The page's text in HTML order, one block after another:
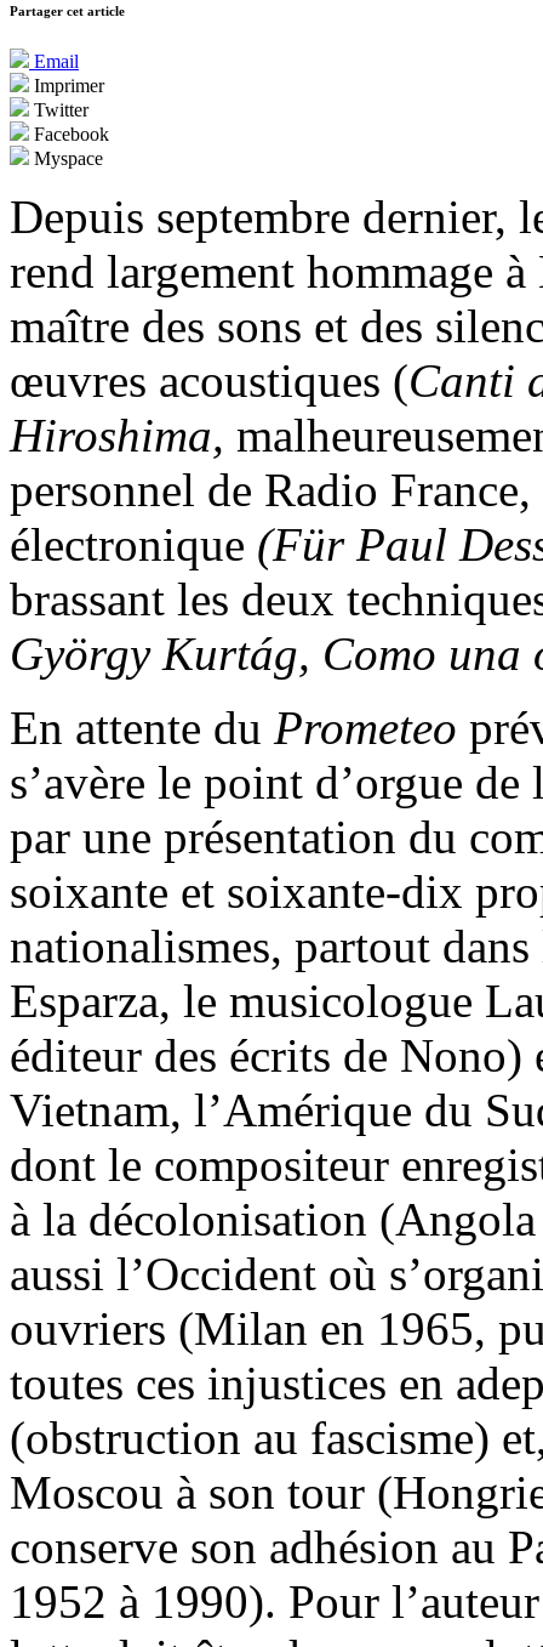
Partager cet article
Email
Imprimer
Twitter
Facebook
Myspace
Depuis septembre dernier,
rend largement hommage
maître des sons et des
œuvres acoustiques (Canti
Hiroshima,
personnel de Radio France,
électronique (Für Paul
brassant les deux
György Kurtág, Como una
En attente du Prometeo
s’avère le point d’orgue
par une présentation du
soixante et soixante-dix
nationalismes, partout
Esparza, le musicologue
éditeur des écrits de Nono)
Vietnam, l’Amérique du
dont le compositeur
à la décolonisation
aussi l’Occident où
ouvriers (Milan en 1965,
toutes ces injustices en
(obstruction au fascisme)
Moscou à son tour
conserve son adhésion au
1952 à 1990). Pour